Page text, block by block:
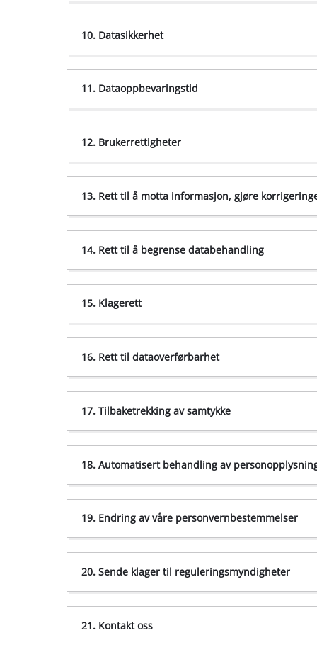
Newsletter
5.3 Google Tag Manager
Behandlingsomfang
https://support.google.com/
https://support.microsoft.com/
https://support.mozilla.org/en-
https://support.apple.com/guide/safari/
10. Datasikkerhet
11. Dataoppbevaringstid
12. Brukerrettigheter
13. Rett til å motta informasjon, gjøre
14. Rett til å begrense databehandling
15. Klagerett
16. Rett til dataoverførbarhet
17. Tilbaketrekking av samtykke
18. Automatisert behandling av
19. Endring av våre personvernbestemmelser
20. Sende klager til reguleringsmyndigheter
21. Kontakt oss